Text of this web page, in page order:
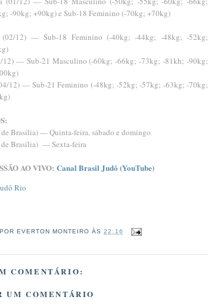
-90kg; +90kg) e Sub-18 Feminino (-70kg; +70kg)
(02/12) — Sub-18 Feminino (-40kg; -44kg; -48kg; -52kg;
12) — Sub-21 Masculino (-60kg; -66kg; -73kg; -81kh; -90kg;
12) — Sub-21 Feminino (-48kg; -52kg; -57kg; -63kg; -70kg;
Brasília) — Quinta-feira, sábado e domingo
de Brasília) — Sexta-feira
AO VIVO: Canal Brasil Judô (YouTube)
Rio
EVERTON MONTEIRO ÀS22:16
COMENTÁRIO:
UM COMENTÁRIO